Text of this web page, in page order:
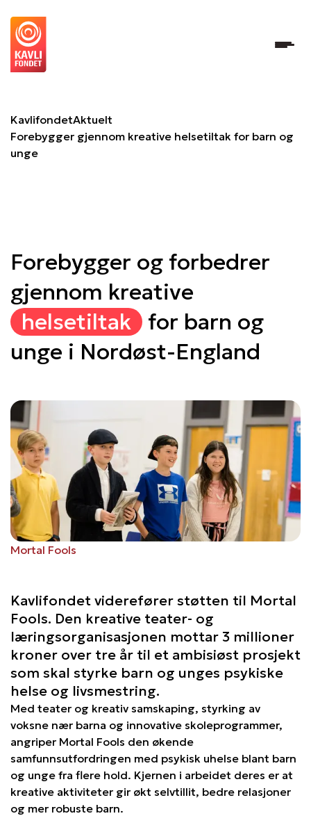
KavlifondetAktuelt
Forebygger gjennom kreative helsetiltak for barn og
unge
Forebygger og forbedrer
gjennom kreative
helsetiltak
for barn og
unge i Nordøst-England
Mortal Fools
Kavlifondet viderefører støtten til Mortal
Fools. Den kreative teater- og
læringsorganisasjonen mottar 3 millioner
kroner over tre år til et ambisiøst prosjekt
som skal styrke barn og unges psykiske
helse og livsmestring.
Med teater og kreativ samskaping, styrking av
voksne nær barna og innovative skoleprogrammer,
angriper Mortal Fools den økende
samfunnsutfordringen med psykisk uhelse blant barn
og unge fra flere hold. Kjernen i arbeidet deres er at
kreative aktiviteter gir økt selvtillit, bedre relasjoner
og mer robuste barn.